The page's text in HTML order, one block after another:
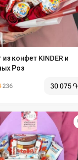
из конфет KINDER и
Роз
236 30 075֏